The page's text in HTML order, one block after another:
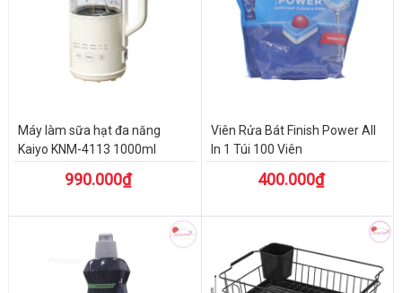
Máy làm sữa hạt đa năng
Kaiyo KNM-4113 1000ml
990.000₫
Viên Rửa Bát Finish Power All
In 1 Túi 100 Viên
400.000₫